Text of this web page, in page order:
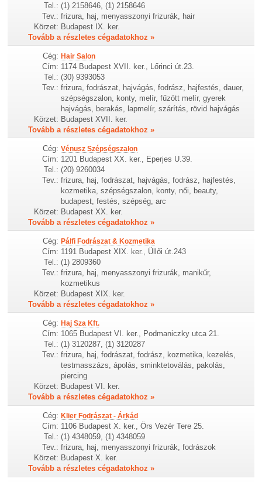
Tel.: (1) 2158646, (1) 2158646
Tev.: frizura, haj, menyasszonyi frizurák, hair
Körzet: Budapest IX. ker.
Tovább a részletes cégadatokhoz »
Cég: Hair Salon
Cím: 1174 Budapest XVII. ker., Lőrinci út.23.
Tel.: (30) 9393053
Tev.: frizura, fodrászat, hajvágás, fodrász, hajfestés, dauer,
szépségszalon, konty, melír, fűzött melír, gyerek
hajvágás, berakás, lapmelír, szárítás, rövid hajvágás
Körzet: Budapest XVII. ker.
Tovább a részletes cégadatokhoz »
Cég: Vénusz Szépségszalon
Cím: 1201 Budapest XX. ker., Eperjes U.39.
Tel.: (20) 9260034
Tev.: frizura, haj, fodrászat, hajvágás, fodrász, hajfestés,
kozmetika, szépségszalon, konty, női, beauty,
budapest, festés, szépség, arc
Körzet: Budapest XX. ker.
Tovább a részletes cégadatokhoz »
Cég: Pálfi Fodrászat & Kozmetika
Cím: 1191 Budapest XIX. ker., Üllői út.243
Tel.: (1) 2809360
Tev.: frizura, haj, menyasszonyi frizurák, manikűr,
kozmetikus
Körzet: Budapest XIX. ker.
Tovább a részletes cégadatokhoz »
Cég: Haj Sza Kft.
Cím: 1065 Budapest VI. ker., Podmaniczky utca 21.
Tel.: (1) 3120287, (1) 3120287
Tev.: frizura, haj, fodrászat, fodrász, kozmetika, kezelés,
testmasszázs, ápolás, sminktetoválás, pakolás,
piercing
Körzet: Budapest VI. ker.
Tovább a részletes cégadatokhoz »
Cég: Klier Fodrászat - Árkád
Cím: 1106 Budapest X. ker., Örs Vezér Tere 25.
Tel.: (1) 4348059, (1) 4348059
Tev.: frizura, haj, menyasszonyi frizurák, fodrászok
Körzet: Budapest X. ker.
Tovább a részletes cégadatokhoz »